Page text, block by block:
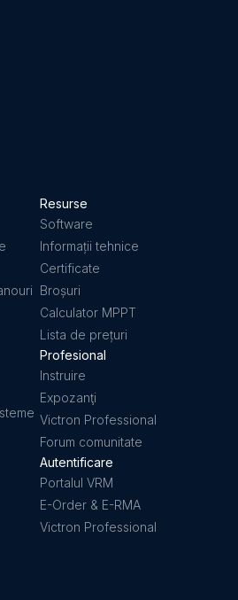
(240W) (top-angle)
(240W) (top)
(240W) Isolated DC-DC converter
(240W) Isolated DC-DC converter
(240W) Isolated DC-DC converter
Isolated DC-DC converter
(110W) Isolated DC-DC converter
(110W) Isolated DC-DC converter
(110W) Isolated DC-DC converter
Resurse
Software
Informații tehnice
Certificate
Broșuri
Calculator MPPT
Lista de prețuri
Profesional
Instruire
Expozanţi
Victron Professional
Forum comunitate
Autentificare
Portalul VRM
E-Order & E-RMA
Victron Professional